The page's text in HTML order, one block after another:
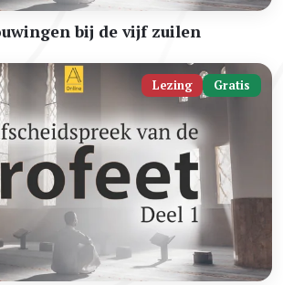
bij de vijf zuilen
Lezing Gratis